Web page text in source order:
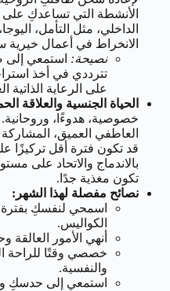
الأنشطة التي تساعدكِ
الداخلي، مثل التأمل،
الانخراط في أعمال خيرية
نصيحة: استمعي إلى
تترددي في أخذ
على الرعاية الذاتية
الحياة الجنسية والعلاقة
خصوصية، هدوءًا،
العاطفي العميق،
قد تكون فترة أقل تركيزًا
بالاندماج والاتحاد على
تكون مغذية جدًا.
نصائح مفصلة لهذا الشهر:
اسمحي لنفسكِ
الكواليس.
أنهي الأمور العالقة
خصصي وقتًا للراحة
والنفسية.
استمعي إلى حدسكِ